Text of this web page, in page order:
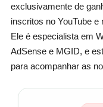
exclusivamente de
inscritos no YouTube
Ele é especialista em
AdSense e MGID, e
para acompanhar as